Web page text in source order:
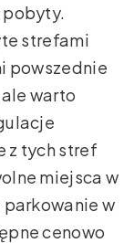
pobyty.
strefami
powszednie
warto
z tych stref
miejsca w
w
cenowo